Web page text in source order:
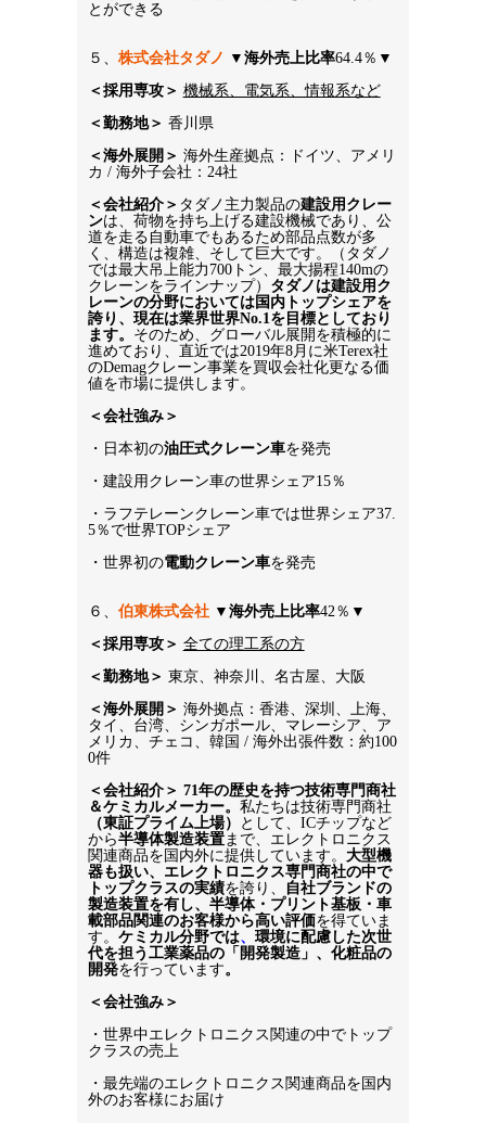
とができる
５、 株式会社タダノ ▼ 海外売上比率64.4％▼
＜採用専攻＞ 機械系、電気系、情報系など
＜勤務地＞ 香川県
＜海外展開＞ 海外生産拠点：ドイツ、アメリ
カ / 海外子会社：24社
＜会社紹介＞ タダノ主力製品の建設用クレー
ンは、荷物を持ち上げる建設機械であり、公
道を走る自動車でもあるため部品点数が多
く、構造は複雑、そして巨大です。（タダノ
では最大吊上能力700トン、最大揚程140mの
クレーンをラインナップ） タダノは建設用ク
レーンの分野においては国内トップシェアを
誇り、現在は業界世界No.1を目標としており
ます。 そのため、グローバル展開を積極的に
進めており、直近では2019年8月に米Terex社
のDemagクレーン事業を買収会社化更なる価
値を市場に提供します。
＜会社強み＞
・日本初の油圧式クレーン車を発売
・建設用クレーン車の世界シェア15％
・ラフテレーンクレーン車では世界シェア37.
5％で世界TOPシェア
・世界初の電動クレーン車を発売
６、 伯東株式会社 ▼ 海外売上比率42％▼
＜採用専攻＞ 全ての理工系の方
＜勤務地＞ 東京、神奈川、名古屋、大阪
＜海外展開＞ 海外拠点：香港、深圳、上海、
タイ、台湾、シンガポール、マレーシア、ア
メリカ、チェコ、韓国 / 海外出張件数：約100
0件
＜会社紹介＞ 71年の歴史を持つ技術専門商社
＆ケミカルメーカー。 私たちは技術専門商社
（東証プライム上場）
として、ICチップなど
から半導体製造装置まで、エレクトロニクス
関連商品を国内外に提供しています。 大型機
器も扱い、エレクトロニクス専門商社の中で
トップクラスの実績を誇り、
自社ブランドの
製造装置を有し、半導体・プリント基板・車
載部品関連のお客様から高い評価を得ていま
す。 ケミカル分野では、 環境に配慮した次世
代を担う工業薬品の「開発製造」、化粧品の
開発を行っています。
＜会社強み＞
・世界中エレクトロニクス関連の中でトップ
クラスの売上
・最先端のエレクトロニクス関連商品を国内
外のお客様にお届け